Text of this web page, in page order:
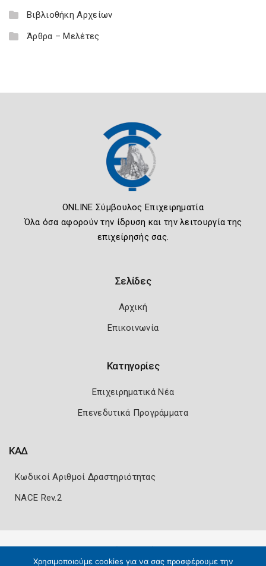
Βιβλιοθήκη Αρχείων
Άρθρα – Μελέτες
ONLINE Σύμβουλος Επιχειρηματία
Όλα όσα αφορούν την ίδρυση και την λειτουργία της
επιχείρησής σας.
Σελίδες
Αρχική
Επικοινωνία
Κατηγορίες
Επιχειρηματικά Νέα
Επενεδυτικά Προγράμματα
ΚΑΔ
Κωδικοί Αριθμοί Δραστηριότητας
NACE Rev.2
Χρησιμοποιούμε cookies για να σας προσφέρουμε την